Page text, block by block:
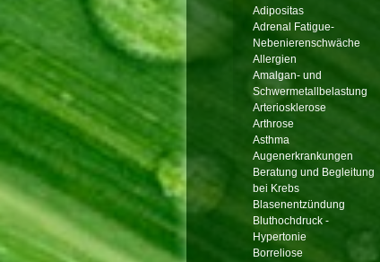
Adipositas
Adrenal Fatigue-
Nebenierenschwäche
Allergien
Amalgan- und
Schwermetallbelastung
Arteriosklerose
Arthrose
Asthma
Augenerkrankungen
Beratung und Begleitung
bei Krebs
Blasenentzündung
Bluthochdruck -
Hypertonie
Borreliose